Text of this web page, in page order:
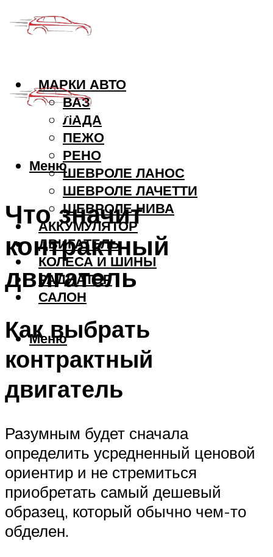
МАРКИ АВТО
ВАЗ
ЛАДА
ПЕЖО
РЕНО
ШЕВРОЛЕ ЛАНОС
ШЕВРОЛЕ ЛАЧЕТТИ
ШЕВРОЛЕ НИВА
АККУМУЛЯТОР
ДВИГАТЕЛЬ
КОЛЕСА И ШИНЫ
РАДИАТОР
САЛОН
Меню
Меню
Что значит
контрактный
двигатель
Как выбрать
контрактный
двигатель
Разумным будет сначала
определить усредненный ценовой
ориентир и не стремиться
приобретать самый дешевый
образец, который обычно чем-то
обделен.